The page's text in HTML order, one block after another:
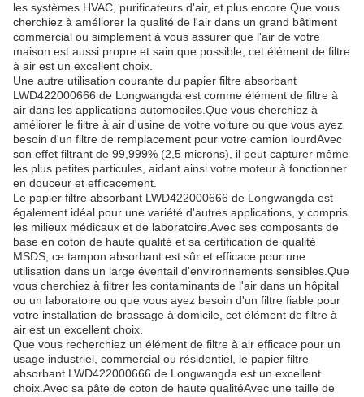
les systèmes HVAC, purificateurs d'air, et plus encore.Que vous
cherchiez à améliorer la qualité de l'air dans un grand bâtiment
commercial ou simplement à vous assurer que l'air de votre
maison est aussi propre et sain que possible, cet élément de filtre
à air est un excellent choix.
Une autre utilisation courante du papier filtre absorbant
LWD422000666 de Longwangda est comme élément de filtre à
air dans les applications automobiles.Que vous cherchiez à
améliorer le filtre à air d'usine de votre voiture ou que vous ayez
besoin d'un filtre de remplacement pour votre camion lourdAvec
son effet filtrant de 99,999% (2,5 microns), il peut capturer même
les plus petites particules, aidant ainsi votre moteur à fonctionner
en douceur et efficacement.
Le papier filtre absorbant LWD422000666 de Longwangda est
également idéal pour une variété d'autres applications, y compris
les milieux médicaux et de laboratoire.Avec ses composants de
base en coton de haute qualité et sa certification de qualité
MSDS, ce tampon absorbant est sûr et efficace pour une
utilisation dans un large éventail d'environnements sensibles.Que
vous cherchiez à filtrer les contaminants de l'air dans un hôpital
ou un laboratoire ou que vous ayez besoin d'un filtre fiable pour
votre installation de brassage à domicile, cet élément de filtre à
air est un excellent choix.
Que vous recherchiez un élément de filtre à air efficace pour un
usage industriel, commercial ou résidentiel, le papier filtre
absorbant LWD422000666 de Longwangda est un excellent
choix.Avec sa pâte de coton de haute qualitéAvec une taille de